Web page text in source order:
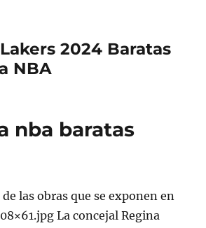
2024 Baratas
NBA
nba baratas
las obras que se exponen en
La concejal Regina